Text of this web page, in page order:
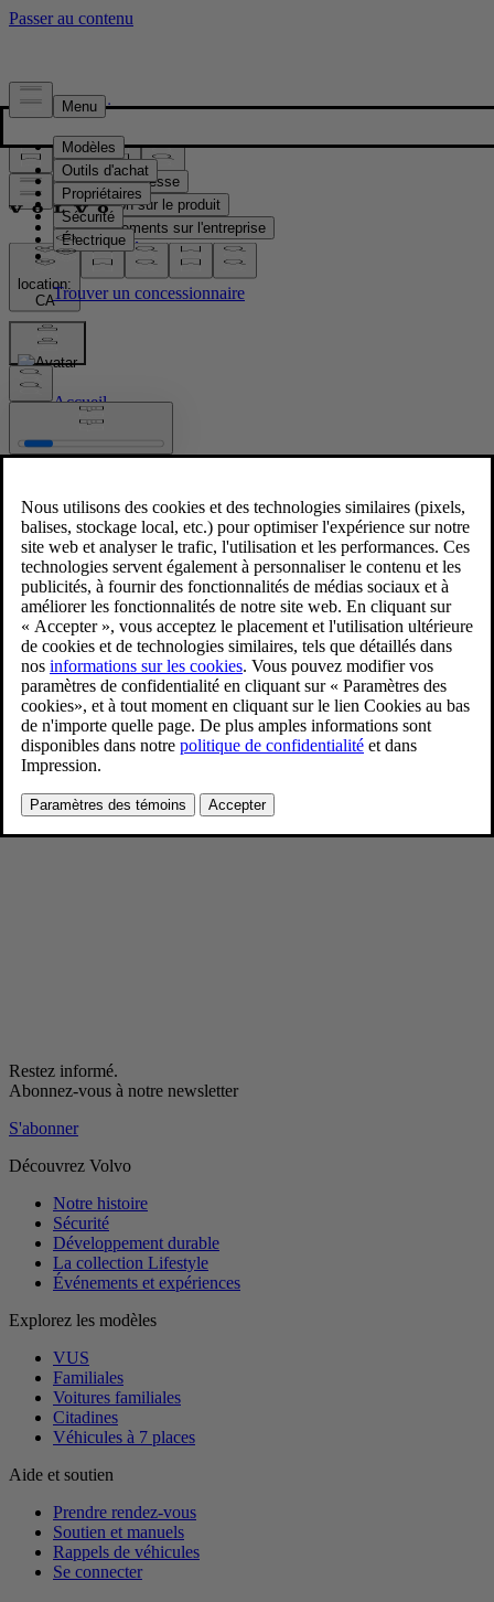
Presse & Médias
Matériel de presse
Information sur le produit
Renseignements sur l'entreprise
Contacts médias
location:
CA
Images
Accueil
New Volvo XC90 B5 - dynamic
11/26/2024
Favoris
Partager
Télécharger
Denim Blue metallic
Pour consulter toute l’information sur les droits d’auteur, cliquez ici